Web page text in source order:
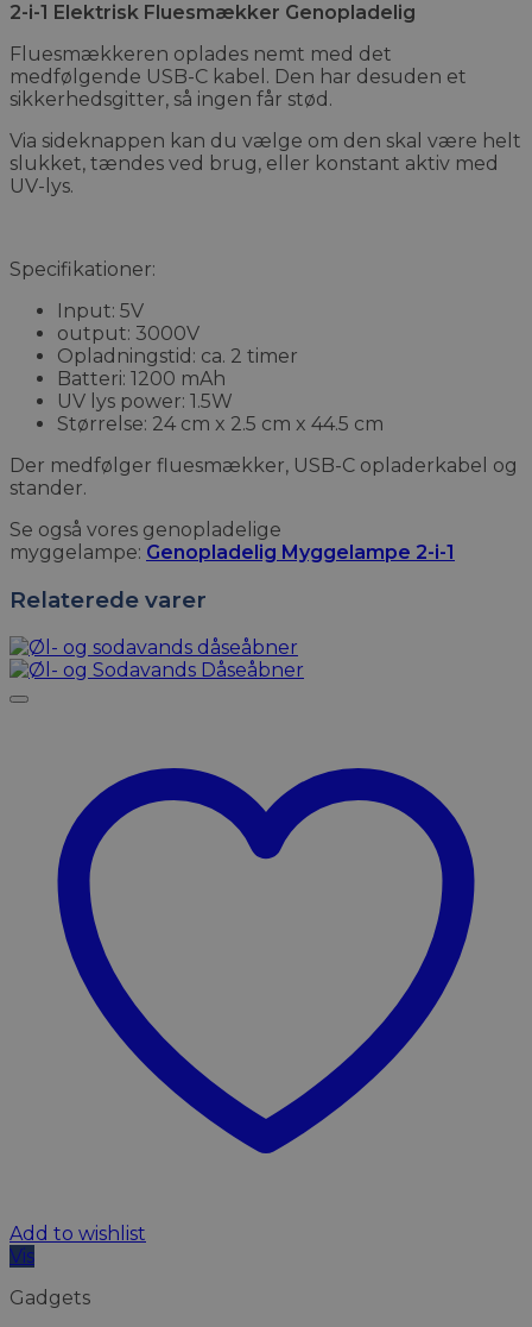
2-i-1 Elektrisk Fluesmækker Genopladelig
Fluesmækkeren oplades nemt med det
medfølgende USB-C kabel. Den har desuden et
sikkerhedsgitter, så ingen får stød.
Via sideknappen kan du vælge om den skal være helt
slukket, tændes ved brug, eller konstant aktiv med
UV-lys.
Specifikationer:
Input: 5V
output: 3000V
Opladningstid: ca. 2 timer
Batteri: 1200 mAh
UV lys power: 1.5W
Størrelse: 24 cm x 2.5 cm x 44.5 cm
Der medfølger fluesmækker, USB-C opladerkabel og
stander.
Se også vores genopladelige
myggelampe: Genopladelig Myggelampe 2-i-1
Relaterede varer
Add to wishlist
Vis
Gadgets